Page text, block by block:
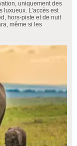
uniquement des
luxueux. L’accès est
hors-piste et de nuit
même si les